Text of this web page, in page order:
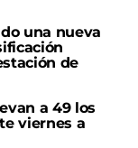
una nueva
de
a 49 los
viernes a